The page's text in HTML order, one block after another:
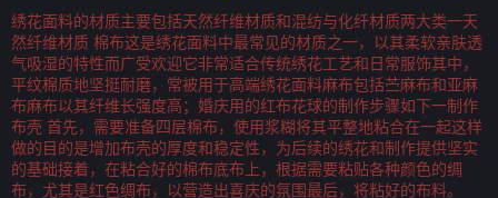
绣花面料的材质主要包括天然纤维材质和混纺与化纤材质两大类一天
然纤维材质 棉布这是绣花面料中最常见的材质之一，以其柔软亲肤透
气吸湿的特性而广受欢迎它非常适合传统绣花工艺和日常服饰其中，
平纹棉质地坚挺耐磨，常被用于高端绣花面料麻布包括苎麻布和亚麻
布麻布以其纤维长强度高；婚庆用的红布花球的制作步骤如下一制作
布壳 首先，需要准备四层棉布，使用浆糊将其平整地粘合在一起这样
做的目的是增加布壳的厚度和稳定性，为后续的绣花和制作提供坚实
的基础接着，在粘合好的棉布底布上，根据需要粘贴各种颜色的绸
布，尤其是红色绸布，以营造出喜庆的氛围最后，将粘好的布料。